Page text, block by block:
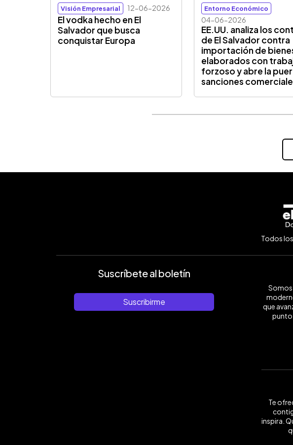
Visión Empresarial 12-06-2026
El vodka hecho en El
Salvador que busca
conquistar Europa
Entorno Económico
04-06-2026
EE.UU. analiza los
de El Salvador contra
importación de
elaborados con
forzoso y abre la
sanciones
Todos
Suscríbete al boletín
Suscribirme
que
punto
Te
inspira.